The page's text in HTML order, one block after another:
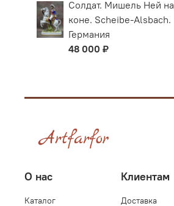
Солдат. Мишель Ней на
коне. Scheibe-Alsbach.
Германия
48 000 ₽
О нас
Каталог
Клиентам
Доставка